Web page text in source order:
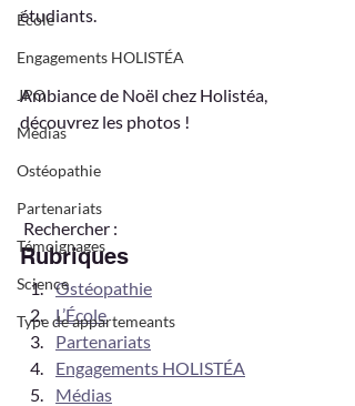
École
Engagements HOLISTÉA
JPO
Médias
Ostéopathie
Partenariats
Témoignages
Science
Type de appartemeants
étudiants.
Ambiance de Noël chez Holistéa,
découvrez les photos !
Rechercher :
Rubriques
Ostéopathie
L’École
Partenariats
Engagements HOLISTÉA
Médias